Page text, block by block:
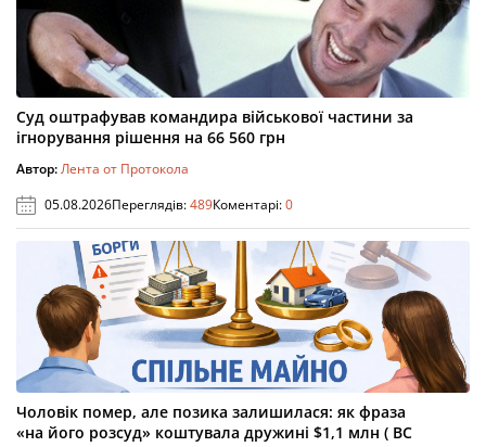
Суд оштрафував командира військової частини за
ігнорування рішення на 66 560 грн
Автор:Лента от Протокола
05.08.2026Переглядів:489Коментарі:0
Чоловік помер, але позика залишилася: як фраза
«на його розсуд» коштувала дружині $1,1 млн ( ВС